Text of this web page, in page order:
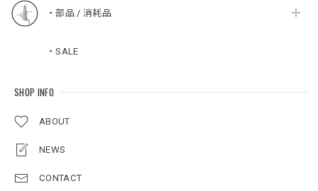
・部品 / 消耗品
・SALE
SHOP INFO
ABOUT
NEWS
CONTACT